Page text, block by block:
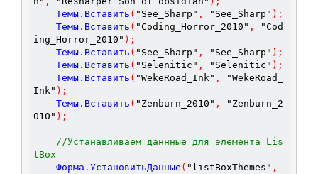
	Темы
. Вставить ( "See_Sharp" , "See_Sharp" ) ;
	Темы
. Вставить ( "Coding_Horror_2010" ,
"Cod
ing_Horror_2010" ) ;
	Темы
. Вставить ( "See_Sharp" , "See_Sharp" ) ;
	Темы
. Вставить ( "Selenitic" , "Selenitic" ) ;
	Темы
. Вставить ( "WekeRoad_Ink" ,
"WekeRoad_
Ink" ) ;
	Темы
. Вставить ( "Zenburn_2010" ,
"Zenburn_2
010" ) ;
//Устанавливаем даннные для элемента Lis
tBox
	Форма
. УстановитьДанные ( "listBoxThemes" ,